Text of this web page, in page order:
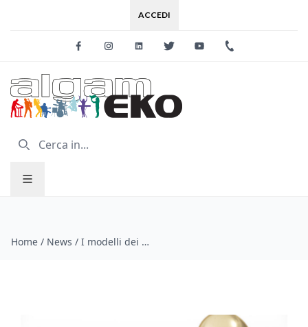
ACCEDI
FacebookInstagramLinkedinTwitter Youtube
Home / News / I modelli dei metronomi KORG MA-2